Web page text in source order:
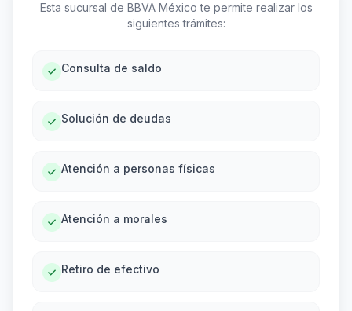
Esta sucursal de BBVA México te permite realizar los
siguientes trámites:
Consulta de saldo
Solución de deudas
Atención a personas físicas
Atención a morales
Retiro de efectivo